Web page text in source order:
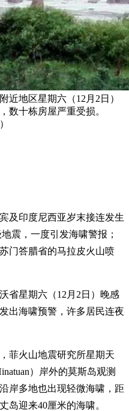
近地区星期六（12月2日）
数十栋房屋严重受损。
及印度尼西亚岁末接连发生
震，一度引发海啸警报；
门答腊省的马拉皮火山喷
省星期六（12月2日）晚感
出海啸预警，许多居民连夜
菲火山地震研究所星期天
）岸外的莫斯岛观测
岸多地也出现轻微海啸，距
岛迎来40厘米的海啸。